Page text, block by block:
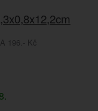
196.- Kč